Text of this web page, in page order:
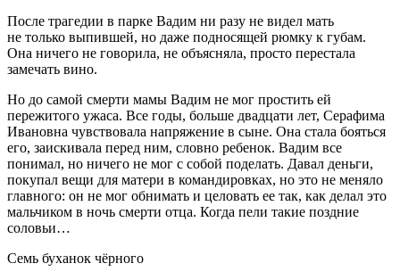
После трагедии в парке Вадим ни разу не видел мать
не только выпившей, но даже подносящей рюмку к губам.
Она ничего не говорила, не объясняла, просто перестала
замечать вино.
Но до самой смерти мамы Вадим не мог простить ей
пережитого ужаса. Все годы, больше двадцати лет, Серафима
Ивановна чувствовала напряжение в сыне. Она стала бояться
его, заискивала перед ним, словно ребенок. Вадим все
понимал, но ничего не мог с собой поделать. Давал деньги,
покупал вещи для матери в командировках, но это не меняло
главного: он не мог обнимать и целовать ее так, как делал это
мальчиком в ночь смерти отца. Когда пели такие поздние
соловьи…
Семь буханок чёрного